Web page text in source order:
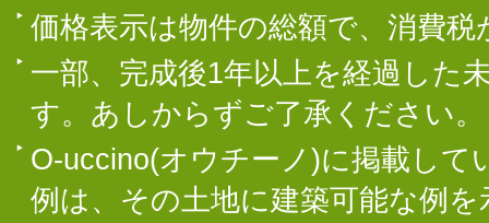
価格表示は物件の総額で、消費
一部、完成後1年以上を経過した
す。あしからずご了承ください。
O-uccino(オウチーノ)に掲載して
例は、その土地に建築可能な例